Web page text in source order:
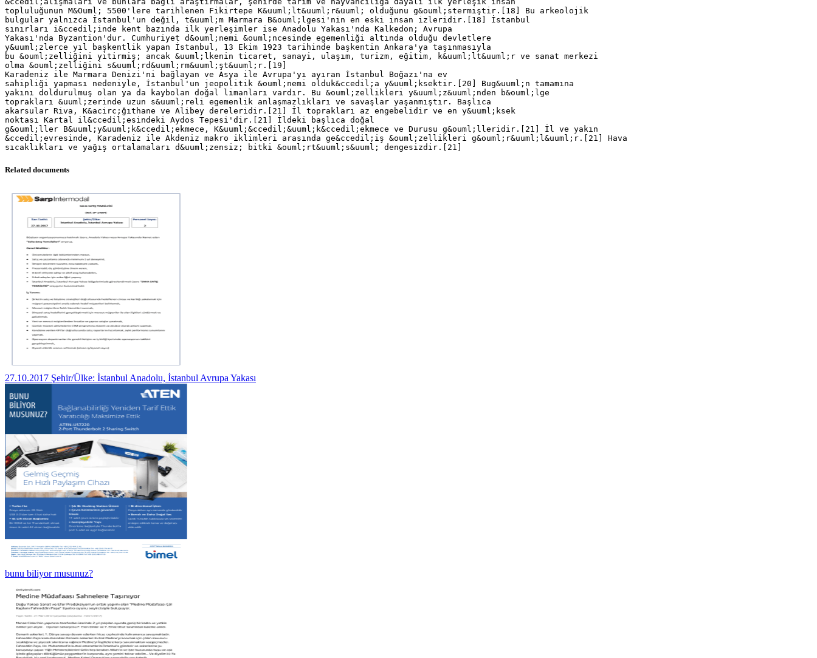
topluluğunun M&Ouml; 5500'lere tarihlenen Fikirtepe K&uuml;lt&uuml;r&uuml; olduğunu g&ouml;stermiştir.[18] Bu arkeolojik
bulgular yalnızca İstanbul'un değil, t&uuml;m Marmara B&ouml;lgesi'nin en eski insan izleridir.[18] İstanbul
sınırları i&ccedil;inde kent bazında ilk yerleşimler ise Anadolu Yakası'nda Kalkedon; Avrupa
Yakası'nda Byzantion'dur. Cumhuriyet d&ouml;nemi &ouml;ncesinde egemenliği altında olduğu devletlere
y&uuml;zlerce yıl başkentlik yapan İstanbul, 13 Ekim 1923 tarihinde başkentin Ankara'ya taşınmasıyla
bu &ouml;zelliğini yitirmiş; ancak &uuml;lkenin ticaret, sanayi, ulaşım, turizm, eğitim, k&uuml;lt&uuml;r ve sanat merkezi
olma &ouml;zelliğini s&uuml;rd&uuml;rm&uuml;şt&uuml;r.[19]
Karadeniz ile Marmara Denizi'ni bağlayan ve Asya ile Avrupa'yı ayıran İstanbul Boğazı'na ev
sahipliği yapması nedeniyle, İstanbul'un jeopolitik &ouml;nemi olduk&ccedil;a y&uuml;ksektir.[20] Bug&uuml;n tamamına
yakını doldurulmuş olan ya da kaybolan doğal limanları vardır. Bu &ouml;zellikleri y&uuml;z&uuml;nden b&ouml;lge
toprakları &uuml;zerinde uzun s&uuml;reli egemenlik anlaşmazlıkları ve savaşlar yaşanmıştır. Başlıca
akarsular Riva, K&acirc;ğıthane ve Alibey dereleridir.[21] İl toprakları az engebelidir ve en y&uuml;ksek
noktası Kartal il&ccedil;esindeki Aydos Tepesi'dir.[21] İldeki başlıca doğal
g&ouml;ller B&uuml;y&uuml;k&ccedil;ekmece, K&uuml;&ccedil;&uuml;k&ccedil;ekmece ve Durusu g&ouml;lleridir.[21] İl ve yakın
&ccedil;evresinde, Karadeniz ile Akdeniz makro iklimleri arasında ge&ccedil;iş &ouml;zellikleri g&ouml;r&uuml;l&uuml;r.[21] Hava
Related documents
27.10.2017 Şehir/Ülke: İstanbul Anadolu, İstanbul Avrupa Yakası
bunu biliyor musunuz?